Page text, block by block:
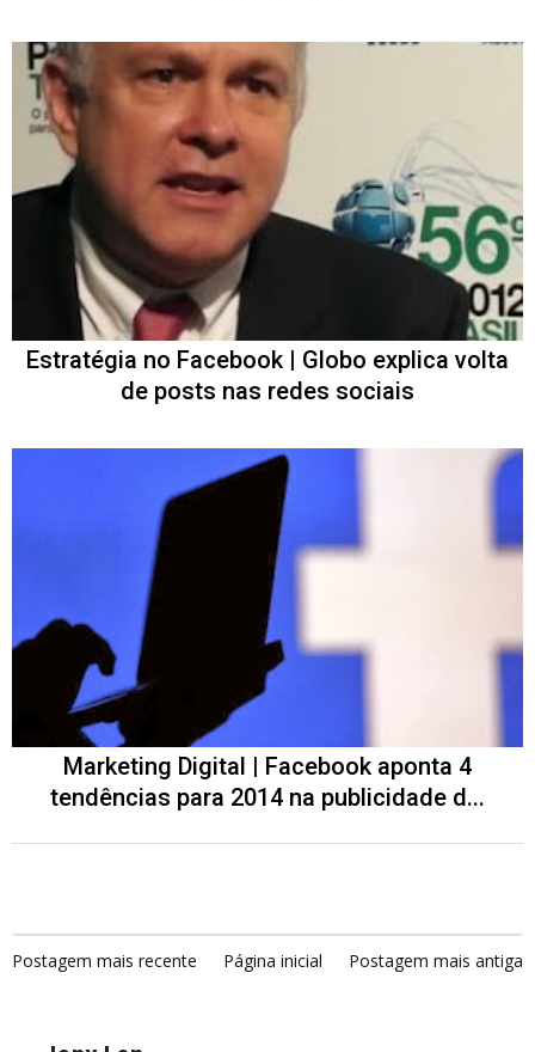
Estratégia no Facebook | Globo explica volta
de posts nas redes sociais
Marketing Digital | Facebook aponta 4
tendências para 2014 na publicidade d...
Postagem mais recente Página inicial Postagem mais antiga